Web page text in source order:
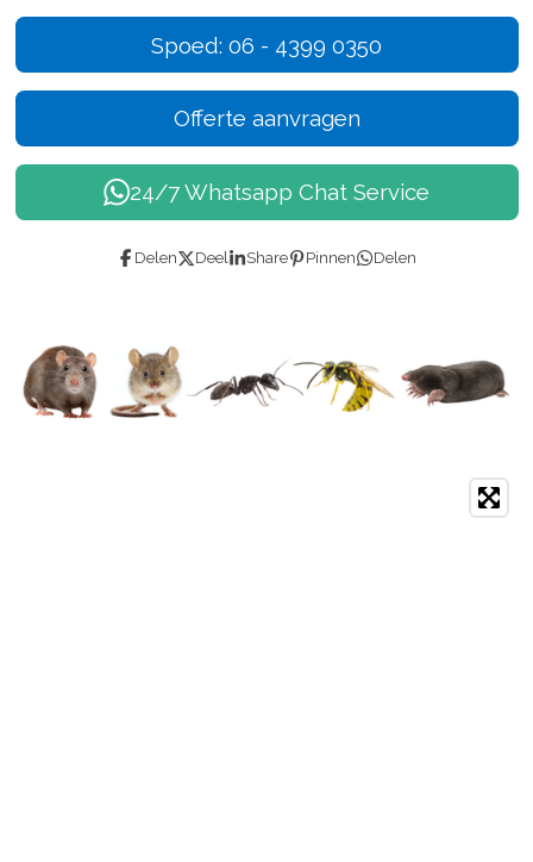
Spoed: 06 - 4399 0350
Offerte aanvragen
24/7 Whatsapp Chat Service
Delen Deel Share Pinnen Delen